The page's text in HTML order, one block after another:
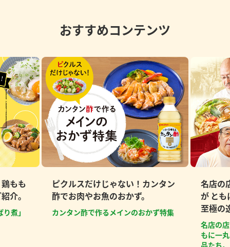
おすすめコンテンツ
もも
介。
煮」
ピクルスだけじゃない！カンタン
酢でお肉やお魚のおかず。
カンタン酢で作るメインのおかず特集
名店の
が とも
至極の
名店の
もに一
品たち。